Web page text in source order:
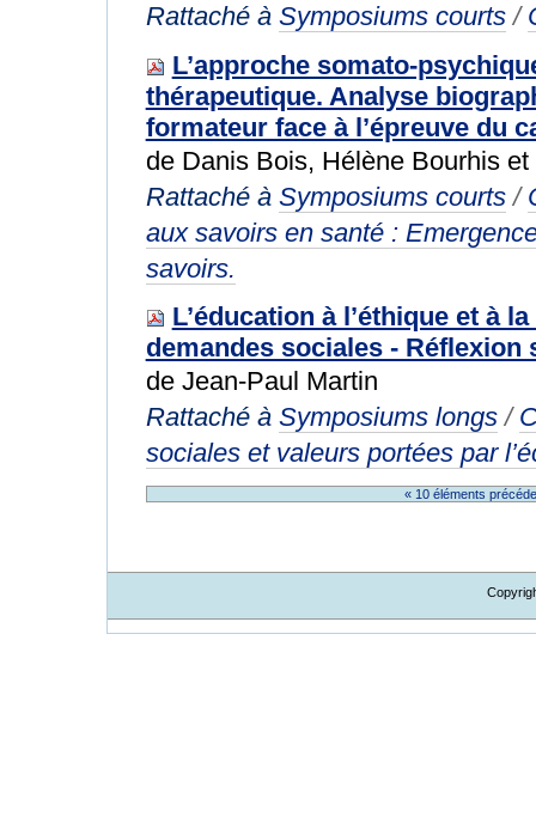
Rattaché à Symposiums courts /
L’approche somato-
thérapeutique. Analyse
formateur face à l’épreuve du
de Danis Bois, Hélène Bourhis
Rattaché à Symposiums courts /
aux savoirs en santé :
savoirs.
L’éducation à l’éthique et à
demandes sociales - Réflexion
de Jean-Paul Martin
Rattaché à Symposiums longs /
sociales et valeurs portées par
« 10 éléments